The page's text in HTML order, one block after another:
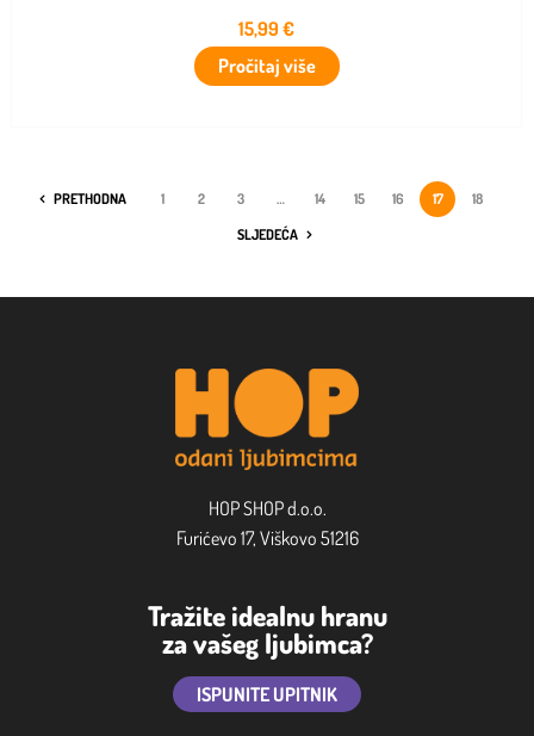
15,99€
Pročitaj više
PRETHODNA 1 2 3 … 14 15 16 17
18
SLJEDEĆA
HOP SHOP d.o.o.
Furićevo 17, Viškovo 51216
Tražite idealnu hranu
za vašeg ljubimca?
ISPUNITE UPITNIK